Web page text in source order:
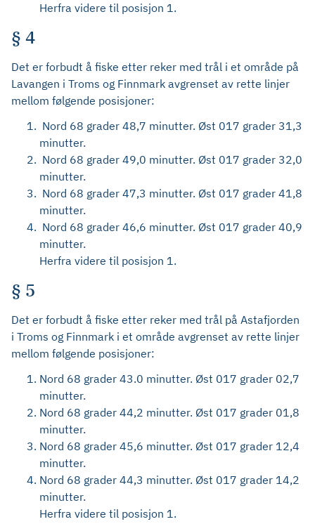
Herfra videre til posisjon 1.
§ 4
Det er forbudt å fiske etter reker med trål i et område på
Lavangen i Troms og Finnmark avgrenset av rette linjer
mellom følgende posisjoner:
Nord 68 grader 48,7 minutter. Øst 017 grader 31,3
minutter.
Nord 68 grader 49,0 minutter. Øst 017 grader 32,0
minutter.
Nord 68 grader 47,3 minutter. Øst 017 grader 41,8
minutter.
Nord 68 grader 46,6 minutter. Øst 017 grader 40,9
minutter.
Herfra videre til posisjon 1.
§ 5
Det er forbudt å fiske etter reker med trål på Astafjorden
i Troms og Finnmark i et område avgrenset av rette linjer
mellom følgende posisjoner:
Nord 68 grader 43.0 minutter. Øst 017 grader 02,7
minutter.
Nord 68 grader 44,2 minutter. Øst 017 grader 01,8
minutter.
Nord 68 grader 45,6 minutter. Øst 017 grader 12,4
minutter.
Nord 68 grader 44,3 minutter. Øst 017 grader 14,2
minutter.
Herfra videre til posisjon 1.